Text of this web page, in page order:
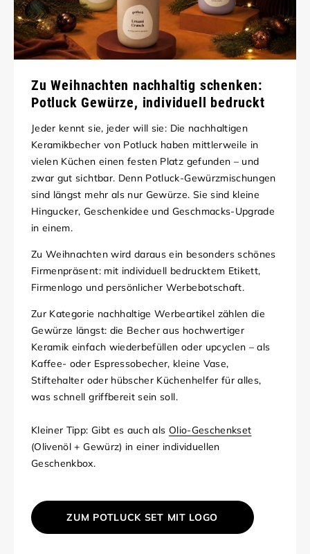
Zu Weihnachten nachhaltig schenken:
Potluck Gewürze, individuell bedruckt
Jeder kennt sie, jeder will sie: Die nachhaltigen
Keramikbecher von Potluck haben mittlerweile in
vielen Küchen einen festen Platz gefunden – und
zwar gut sichtbar. Denn Potluck-Gewürzmischungen
sind längst mehr als nur Gewürze. Sie sind kleine
Hingucker, Geschenkidee und Geschmacks-Upgrade
in einem.
Zu Weihnachten wird daraus ein besonders schönes
Firmenpräsent: mit individuell bedrucktem Etikett,
Firmenlogo und persönlicher Werbebotschaft.
Zur Kategorie nachhaltige Werbeartikel zählen die
Gewürze längst: die Becher aus hochwertiger
Keramik einfach wiederbefüllen oder upcyclen – als
Kaffee- oder Espressobecher, kleine Vase,
Stiftehalter oder hübscher Küchenhelfer für alles,
was schnell griffbereit sein soll.
Kleiner Tipp: Gibt es auch als Olio-Geschenkset
(Olivenöl + Gewürz) in einer individuellen
Geschenkbox.
ZUM POTLUCK SET MIT LOGO